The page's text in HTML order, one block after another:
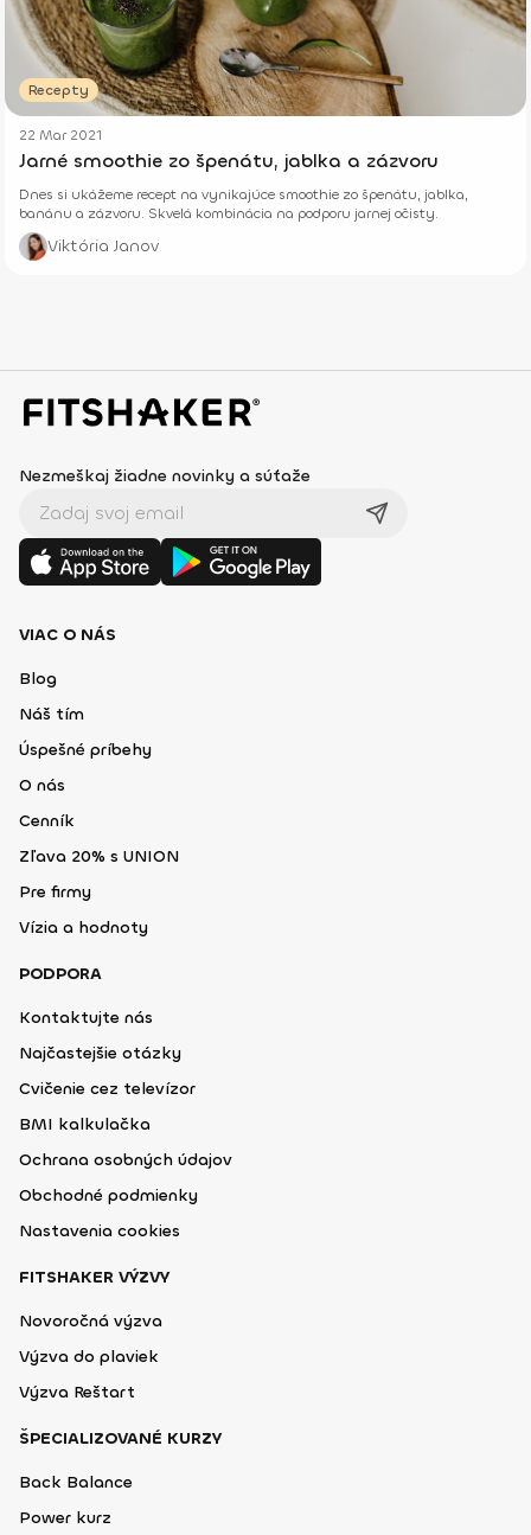
Recepty
22 Mar 2021
Jarné smoothie zo špenátu, jablka a zázvoru
Dnes si ukážeme recept na vynikajúce smoothie zo špenátu, jablka,
banánu a zázvoru. Skvelá kombinácia na podporu jarnej očisty.
Viktória Janov
Nezmeškaj žiadne novinky a súťaže
VIAC O NÁS
Blog
Náš tím
Úspešné príbehy
O nás
Cenník
Zľava 20% s UNION
Pre firmy
Vízia a hodnoty
PODPORA
Kontaktujte nás
Najčastejšie otázky
Cvičenie cez televízor
BMI kalkulačka
Ochrana osobných údajov
Obchodné podmienky
Nastavenia cookies
FITSHAKER VÝZVY
Novoročná výzva
Výzva do plaviek
Výzva Reštart
ŠPECIALIZOVANÉ KURZY
Back Balance
Power kurz